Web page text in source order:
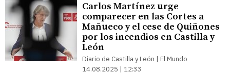
Carlos Martínez urge
comparecer en las Cortes a
Mañueco y el cese de Quiñones
por los incendios en Castilla y
León
Diario de Castilla y León | El Mundo
14.08.2025 | 12:33